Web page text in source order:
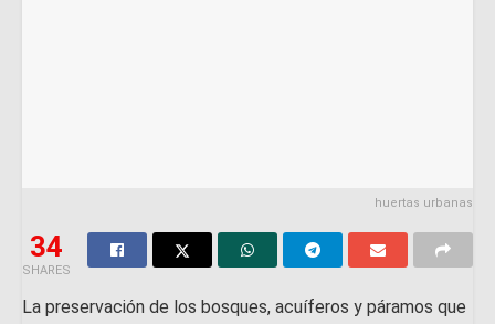
huertas urbanas
34
SHARES
La preservación de los bosques, acuíferos y páramos que